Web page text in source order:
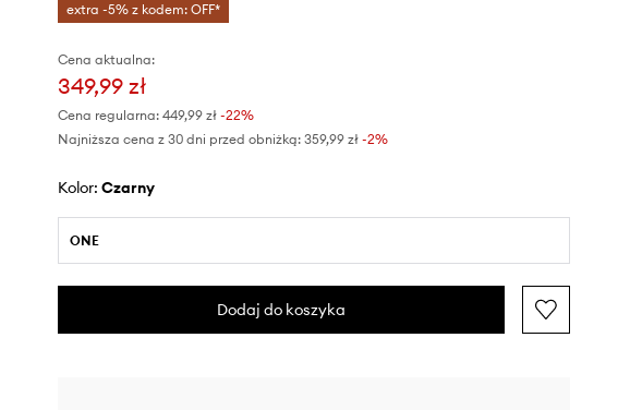
extra -5% z kodem: OFF*
Cena aktualna:
349,99 zł
Cena regularna: 449,99 zł-22%
Najniższa cena z 30 dni przed obniżką: 359,99 zł -2%
Kolor: czarny
ONE
Dodaj do koszyka